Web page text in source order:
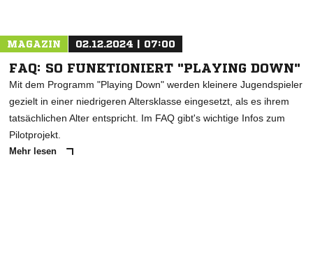
MAGAZIN 02.12.2024 | 07:00
FAQ: SO FUNKTIONIERT "PLAYING DOWN"
Mit dem Programm "Playing Down" werden kleinere Jugendspieler
gezielt in einer niedrigeren Altersklasse eingesetzt, als es ihrem
tatsächlichen Alter entspricht. Im FAQ gibt's wichtige Infos zum
Pilotprojekt.
Mehr lesen